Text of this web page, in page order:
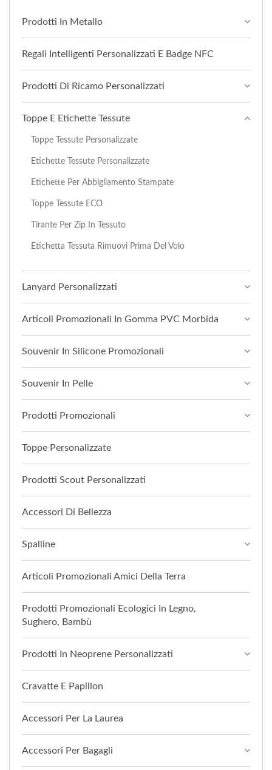
Prodotti In Metallo
Regali Intelligenti Personalizzati E Badge NFC
Prodotti Di Ricamo Personalizzati
Toppe E Etichette Tessute
Toppe Tessute Personalizzate
Etichette Tessute Personalizzate
Etichette Per Abbigliamento Stampate
Toppe Tessute ECO
Tirante Per Zip In Tessuto
Etichetta Tessuta Rimuovi Prima Del Volo
Lanyard Personalizzati
Articoli Promozionali In Gomma PVC Morbida
Souvenir In Silicone Promozionali
Souvenir In Pelle
Prodotti Promozionali
Toppe Personalizzate
Prodotti Scout Personalizzati
Accessori Di Bellezza
Spalline
Articoli Promozionali Amici Della Terra
Prodotti Promozionali Ecologici In Legno,
Sughero, Bambù
Prodotti In Neoprene Personalizzati
Cravatte E Papillon
Accessori Per La Laurea
Accessori Per Bagagli